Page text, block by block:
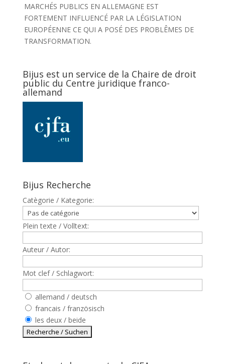
MARCHÉS PUBLICS EN ALLEMAGNE EST
FORTEMENT INFLUENCÉ PAR LA LÉGISLATION
EUROPÉENNE CE QUI A POSÉ DES PROBLÊMES DE
TRANSFORMATION.
Bijus est un service de la Chaire de droit
public du Centre juridique franco-
allemand
Bijus Recherche
Catègorie / Kategorie:
Plein texte / Volltext:
Auteur / Autor:
Mot clef / Schlagwort:
allemand / deutsch
francais / französisch
les deux / beide